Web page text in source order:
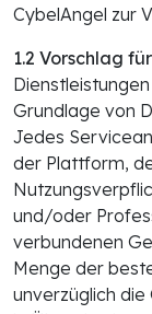
CybelAngel zur
1.2 Vorschlag
Grundlage von
Jedes
der Plattform,
und/oder
verbundenen
Menge der
unverzüglich